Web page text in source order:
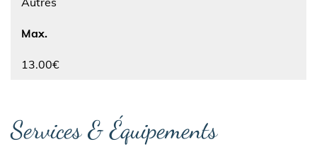
Max.
13.00€
Services & Équipements